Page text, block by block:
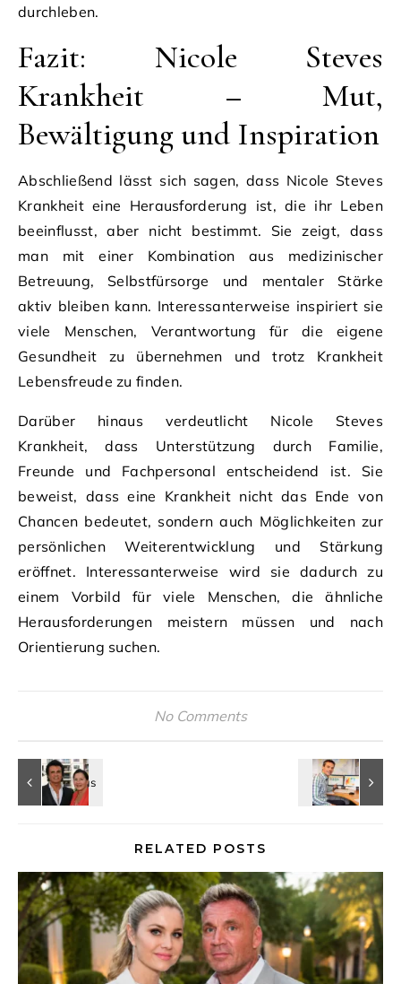
durchleben.
Fazit: Nicole Steves
Krankheit – Mut,
Bewältigung und Inspiration
Abschließend lässt sich sagen, dass Nicole Steves
Krankheit eine Herausforderung ist, die ihr Leben
beeinflusst, aber nicht bestimmt. Sie zeigt, dass
man mit einer Kombination aus medizinischer
Betreuung, Selbstfürsorge und mentaler Stärke
aktiv bleiben kann. Interessanterweise inspiriert sie
viele Menschen, Verantwortung für die eigene
Gesundheit zu übernehmen und trotz Krankheit
Lebensfreude zu finden.
Darüber hinaus verdeutlicht Nicole Steves
Krankheit, dass Unterstützung durch Familie,
Freunde und Fachpersonal entscheidend ist. Sie
beweist, dass eine Krankheit nicht das Ende von
Chancen bedeutet, sondern auch Möglichkeiten zur
persönlichen Weiterentwicklung und Stärkung
eröffnet. Interessanterweise wird sie dadurch zu
einem Vorbild für viele Menschen, die ähnliche
Herausforderungen meistern müssen und nach
Orientierung suchen.
No Comments
RELATED POSTS